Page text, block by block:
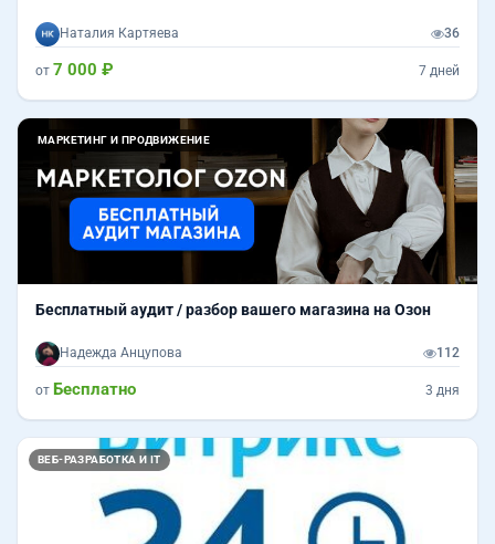
Наталия Картяева 36
от 7 000 ₽ 7 дней
МАРКЕТИНГ И ПРОДВИЖЕНИЕ
Бесплатный аудит / разбор вашего магазина на Озон
Надежда Анцупова 112
от Бесплатно 3 дня
ВЕБ-РАЗРАБОТКА И IT